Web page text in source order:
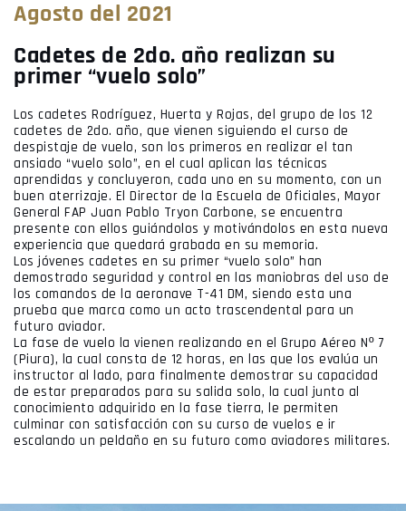
Agosto del 2021
Cadetes de 2do. año realizan su
primer “vuelo solo”
Los cadetes Rodríguez, Huerta y Rojas, del grupo de los 12
cadetes de 2do. año, que vienen siguiendo el curso de
despistaje de vuelo, son los primeros en realizar el tan
ansiado “vuelo solo”, en el cual aplican las técnicas
aprendidas y concluyeron, cada uno en su momento, con un
buen aterrizaje. El Director de la Escuela de Oficiales, Mayor
General FAP Juan Pablo Tryon Carbone, se encuentra
presente con ellos guiándolos y motivándolos en esta nueva
experiencia que quedará grabada en su memoria.
Los jóvenes cadetes en su primer “vuelo solo” han
demostrado seguridad y control en las maniobras del uso de
los comandos de la aeronave T-41 DM, siendo esta una
prueba que marca como un acto trascendental para un
futuro aviador.
La fase de vuelo la vienen realizando en el Grupo Aéreo Nº 7
(Piura), la cual consta de 12 horas, en las que los evalúa un
instructor al lado, para finalmente demostrar su capacidad
de estar preparados para su salida solo, la cual junto al
conocimiento adquirido en la fase tierra, le permiten
culminar con satisfacción con su curso de vuelos e ir
escalando un peldaño en su futuro como aviadores militares.